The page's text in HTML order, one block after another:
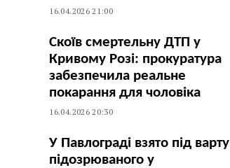
16.04.2026 21:00
Скоїв смертельну ДТП у
Кривому Розі: прокуратура
забезпечила реальне
покарання для чоловіка
16.04.2026 20:30
У Павлограді взято під варту
підозрюваного у